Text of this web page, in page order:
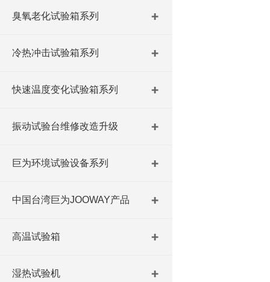
臭氧老化试验箱系列
冷热冲击试验箱系列
快速温度变化试验箱系列
振动试验台维修改造升级
巨为环境试验设备系列
中国台湾巨为JOOWAY产品
高温试验箱
湿热试验机